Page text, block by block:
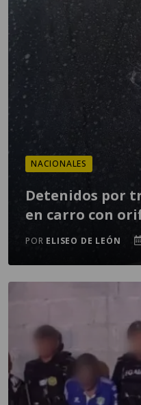
NACIONALES
Detenidos por
en carro con
POR ELISEO DE LEÓN